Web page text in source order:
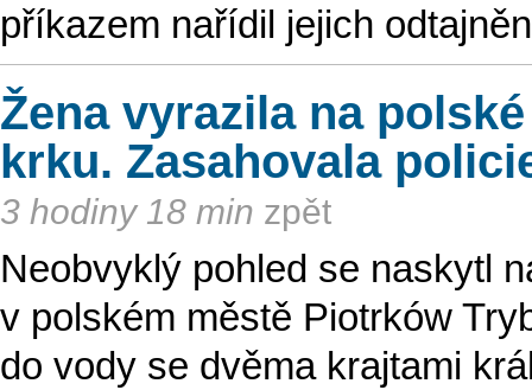
příkazem nařídil jejich
Žena vyrazila na
krku. Zasahovala
3 hodiny 18 min zpět
Neobvyklý pohled se naskytl
v polském městě Piotrków
do vody se dvěma krajtami